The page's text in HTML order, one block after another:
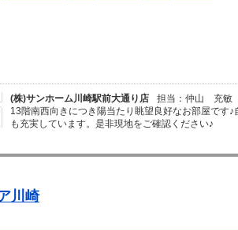
(株)サンホーム川崎駅前大通り店
担当：仲山 充敏
13階南西向きにつき陽当たり眺望良好なお部屋です
も充実しています。是非現地をご確認ください♪
川崎